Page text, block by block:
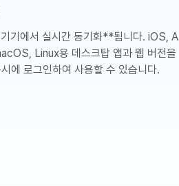
기에서 실시간 동기화**됩니다. iOS, A
Linux용 데스크탑 앱과 웹 버전을
에 로그인하여 사용할 수 있습니다.